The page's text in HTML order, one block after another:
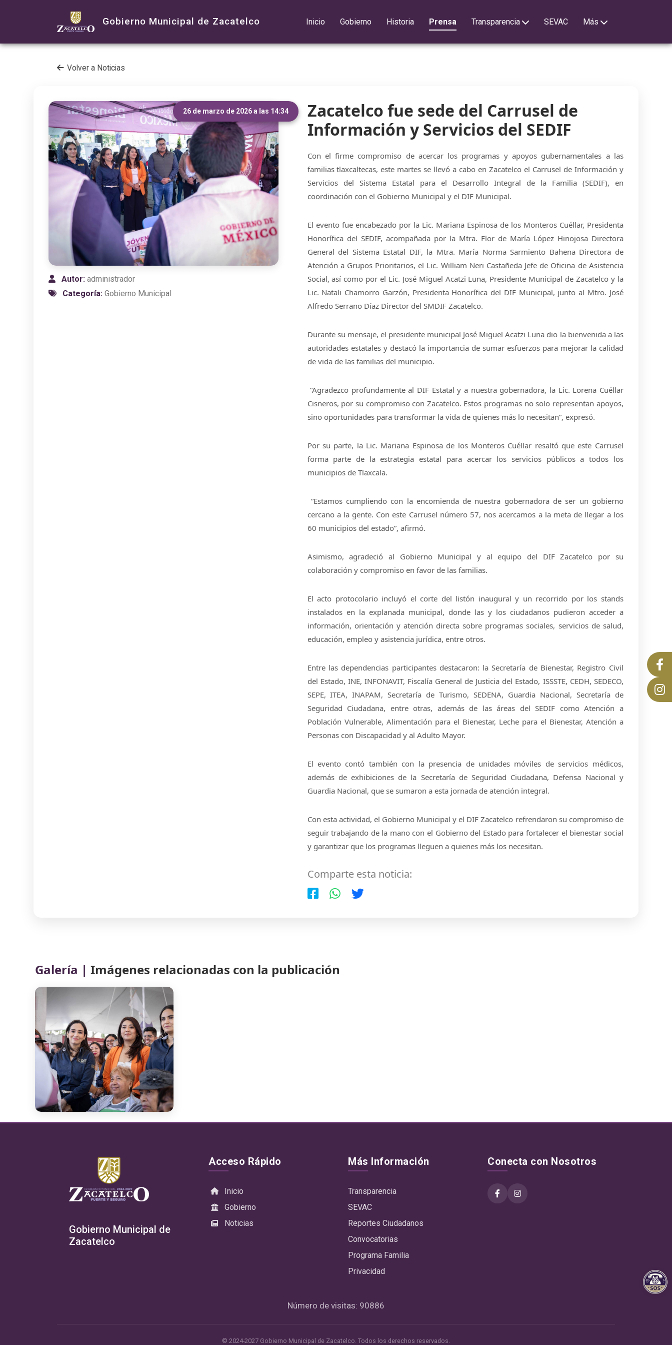
Gobierno Municipal de Zacatelco Inicio Gobierno Historia Prensa Transparencia SEVAC Más
Volver a Noticias
26 de marzo de 2026 a las 14:34
Autor:administrador
Categoría:Gobierno Municipal
Zacatelco fue sede del Carrusel de
Información y Servicios del SEDIF
Con el firme compromiso de acercar los programas y apoyos gubernamentales a las
familias tlaxcaltecas, este martes se llevó a cabo en Zacatelco el Carrusel de Información y
Servicios del Sistema Estatal para el Desarrollo Integral de la Familia (SEDIF), en
coordinación con el Gobierno Municipal y el DIF Municipal.
El evento fue encabezado por la Lic. Mariana Espinosa de los Monteros Cuéllar, Presidenta
Honorífica del SEDIF, acompañada por la Mtra. Flor de María López Hinojosa Directora
General del Sistema Estatal DIF, la Mtra. María Norma Sarmiento Bahena Directora de
Atención a Grupos Prioritarios, el Lic. William Neri Castañeda Jefe de Oficina de Asistencia
Social, así como por el Lic. José Miguel Acatzi Luna, Presidente Municipal de Zacatelco y la
Lic. Natali Chamorro Garzón, Presidenta Honorífica del DIF Municipal, junto al Mtro. José
Alfredo Serrano Díaz Director del SMDIF Zacatelco.
Durante su mensaje, el presidente municipal José Miguel Acatzi Luna dio la bienvenida a las
autoridades estatales y destacó la importancia de sumar esfuerzos para mejorar la calidad
de vida de las familias del municipio.
“Agradezco profundamente al DIF Estatal y a nuestra gobernadora, la Lic. Lorena Cuéllar
Cisneros, por su compromiso con Zacatelco. Estos programas no solo representan apoyos,
sino oportunidades para transformar la vida de quienes más lo necesitan”, expresó.
Por su parte, la Lic. Mariana Espinosa de los Monteros Cuéllar resaltó que este Carrusel
forma parte de la estrategia estatal para acercar los servicios públicos a todos los
municipios de Tlaxcala.
“Estamos cumpliendo con la encomienda de nuestra gobernadora de ser un gobierno
cercano a la gente. Con este Carrusel número 57, nos acercamos a la meta de llegar a los
60 municipios del estado”, afirmó.
Asimismo, agradeció al Gobierno Municipal y al equipo del DIF Zacatelco por su
colaboración y compromiso en favor de las familias.
El acto protocolario incluyó el corte del listón inaugural y un recorrido por los stands
instalados en la explanada municipal, donde las y los ciudadanos pudieron acceder a
información, orientación y atención directa sobre programas sociales, servicios de salud,
educación, empleo y asistencia jurídica, entre otros.
Entre las dependencias participantes destacaron: la Secretaría de Bienestar, Registro Civil
del Estado, INE, INFONAVIT, Fiscalía General de Justicia del Estado, ISSSTE, CEDH, SEDECO,
SEPE, ITEA, INAPAM, Secretaría de Turismo, SEDENA, Guardia Nacional, Secretaría de
Seguridad Ciudadana, entre otras, además de las áreas del SEDIF como Atención a
Población Vulnerable, Alimentación para el Bienestar, Leche para el Bienestar, Atención a
Personas con Discapacidad y al Adulto Mayor.
El evento contó también con la presencia de unidades móviles de servicios médicos,
además de exhibiciones de la Secretaría de Seguridad Ciudadana, Defensa Nacional y
Guardia Nacional, que se sumaron a esta jornada de atención integral.
Con esta actividad, el Gobierno Municipal y el DIF Zacatelco refrendaron su compromiso de
seguir trabajando de la mano con el Gobierno del Estado para fortalecer el bienestar social
y garantizar que los programas lleguen a quienes más los necesitan.
Comparte esta noticia:
Galería | Imágenes relacionadas con la publicación
Gobierno Municipal de
Zacatelco
Acceso Rápido
Inicio
Gobierno
Noticias
Más Información
Transparencia
SEVAC
Reportes Ciudadanos
Convocatorias
Programa Familia
Privacidad
Conecta con Nosotros
Número de visitas: 90886
© 2024-2027 Gobierno Municipal de Zacatelco. Todos los derechos reservados.